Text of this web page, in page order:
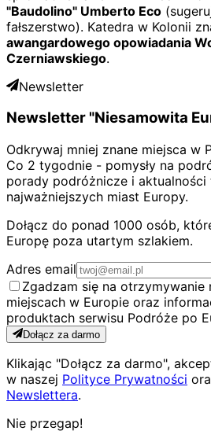
"Baudolino" Umberto Eco
fałszerstwo). Katedra w Kolonii
awangardowego opowiadania
Czerniawskiego.
Newsletter
Newsletter "Niesamowita
Odkrywaj mniej znane miejsca w
Co 2 tygodnie - pomysły na
porady podróżnicze i aktualności
najważniejszych miast Europy.
Dołącz do ponad 1000 osób,
Europę poza utartym szlakiem.
Adres email
Zgadzam się na otrzymywanie
miejscach w Europie oraz
produktach serwisu Podróże po
Dołącz za darmo
Klikając "Dołącz za darmo",
w naszej Polityce Prywatności
Newslettera.
Nie przegap!